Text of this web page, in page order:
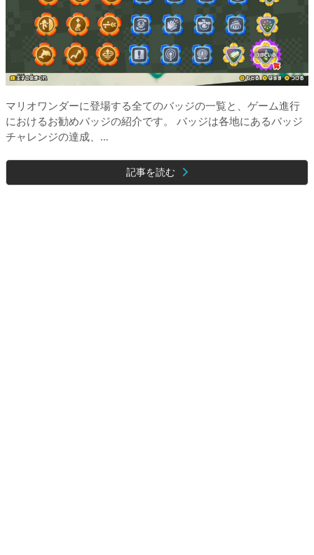
マリオワンダーに登場する全てのバッジの一覧と、ゲーム進行
におけるお勧めバッジの紹介です。 バッジは各地にあるバッジ
チャレンジの達成、...
記事を読む